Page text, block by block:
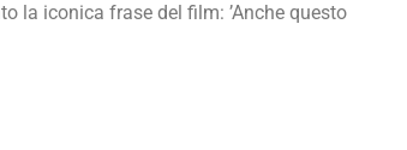
la iconica frase del film: ’Anche questo